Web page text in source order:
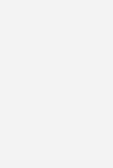
von zum Beispiel
Wasser
Fall es Falles.
240 m³ will gefüllt
der
beispielsweise
über ein Damen-WC